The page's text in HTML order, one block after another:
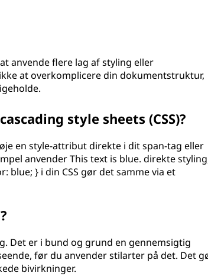
anvende flere lag af styling eller
at overkomplicere din dokumentstruktur,
style sheets (CSS)?
en style-attribut direkte i dit span-tag eller
anvender This text is blue. direkte
blue; } i din CSS gør det samme via et
Det er i bund og grund en gennemsigtig
før du anvender stilarter på det. Det
bivirkninger.